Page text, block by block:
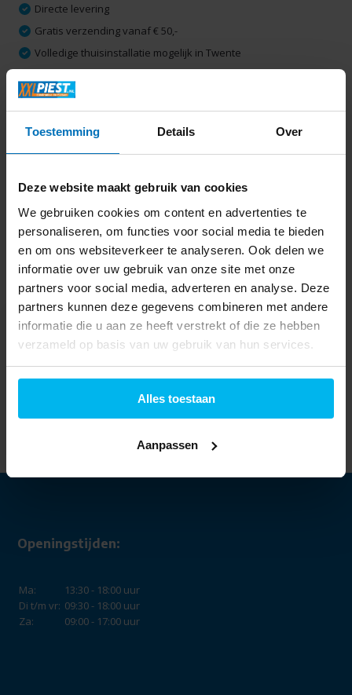
Toestemming Details Over
Deze website maakt gebruik van cookies
We gebruiken cookies om content en advertenties te
personaliseren, om functies voor social media te bieden
en om ons websiteverkeer te analyseren. Ook delen we
informatie over uw gebruik van onze site met onze
partners voor social media, adverteren en analyse. Deze
partners kunnen deze gegevens combineren met andere
informatie die u aan ze heeft verstrekt of die ze hebben
verzameld op basis van uw gebruik van hun services.
Alles toestaan
Aanpassen
Directe levering
Gratis verzending vanaf € 50,-
Volledige thuisinstallatie mogelijk in Twente
Productomschrijving
Specificaties
Delen
Laatst bekeken
Openingstijden:
Ma:
13:30 - 18:00 uur
Di t/m vr: 09:30 - 18:00 uur
Za:
09:00 - 17:00 uur